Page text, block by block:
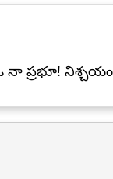
నా ప్రభూ!